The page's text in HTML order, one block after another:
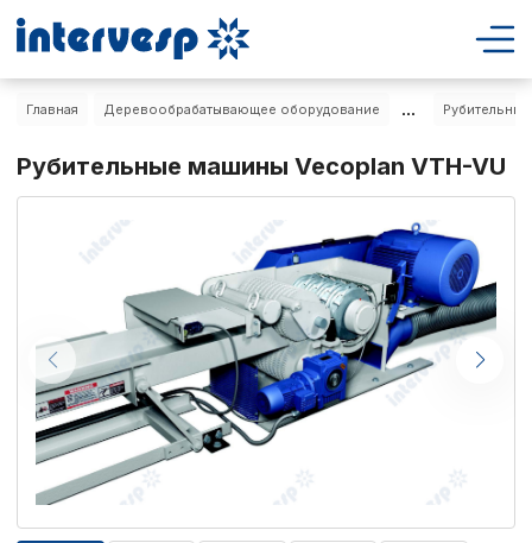
Главная Деревообрабатывающее оборудование ...
Рубительные машины Vecoplan VTH-VU